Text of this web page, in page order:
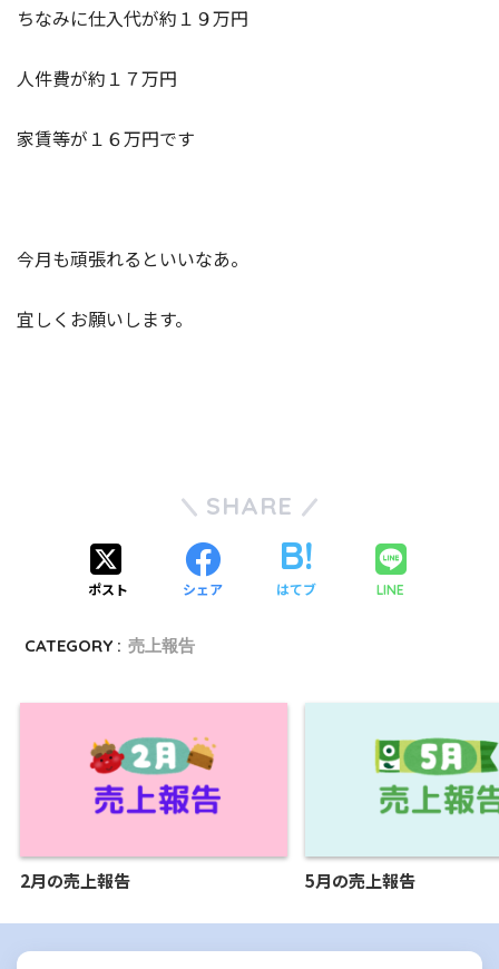
ちなみに仕入代が約１９万円
人件費が約１７万円
家賃等が１６万円です
今月も頑張れるといいなあ。
宜しくお願いします。
SHARE
ポスト シェア はてブ LINE
CATEGORY : 売上報告
2月の売上報告 5月の売上報告